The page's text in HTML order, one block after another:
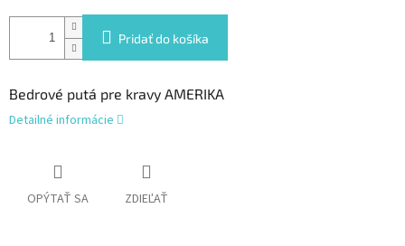
Pridať do košíka
Bedrové putá pre kravy AMERIKA
Detailné informácie
OPÝTAŤ SA ZDIEĽAŤ